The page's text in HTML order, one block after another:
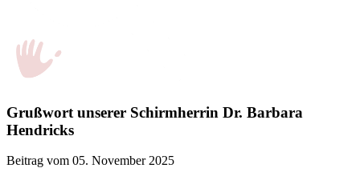
Grußwort unserer Schirmherrin Dr. Barbara
Hendricks
Beitrag vom 05. November 2025